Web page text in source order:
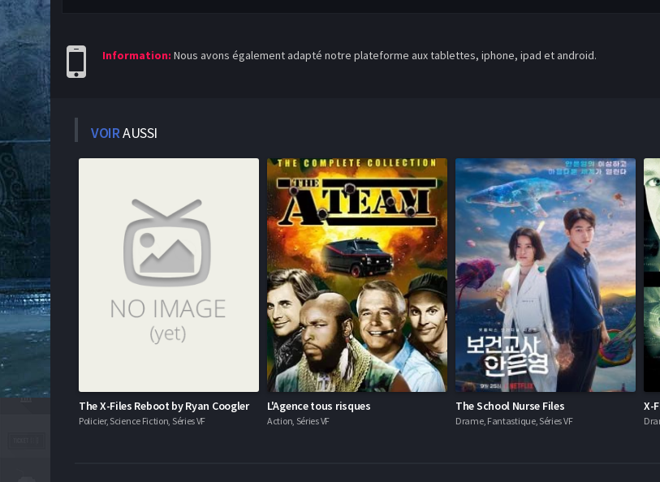
Information: Nous avons également adapté notre plateforme aux tablettes, iphone, ipad et android.
VOIRAUSSI
The X-Files Reboot by Ryan Coogler
Policier, Science Fiction, Séries VF
L'Agence tous risques
Action, Séries VF
The School Nurse Files
Drame, Fantastique, Séries VF
X-